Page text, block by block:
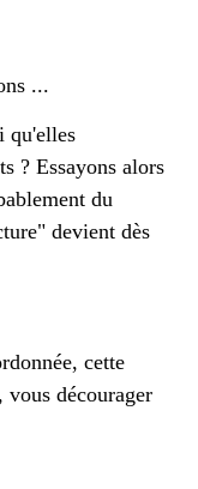
...
qu'elles
? Essayons alors
du
devient dès
cette
décourager